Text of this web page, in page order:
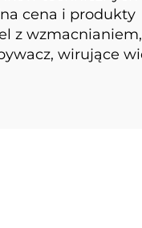
cena i produkty
z
wirujące